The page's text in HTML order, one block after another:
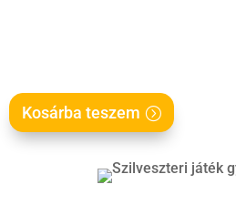
Kosárba teszem